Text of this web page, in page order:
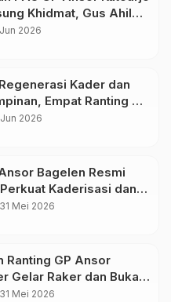
Khidmat, Gus Ahil
Harus Bermanfaat
2026
Kader dan
Empat Ranting GP
Gelar
2026
Bagelen Resmi
Kaderisasi dan
Masyarakat
Mei 2026
Ranting GP Ansor
Gelar Raker dan Buka
Rijalul Ansor, Perkuat
Mei 2026